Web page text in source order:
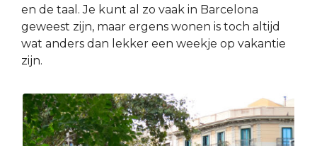
en de taal. Je kunt al zo vaak in Barcelona
geweest zijn, maar ergens wonen is toch altijd
wat anders dan lekker een weekje op vakantie
zijn.